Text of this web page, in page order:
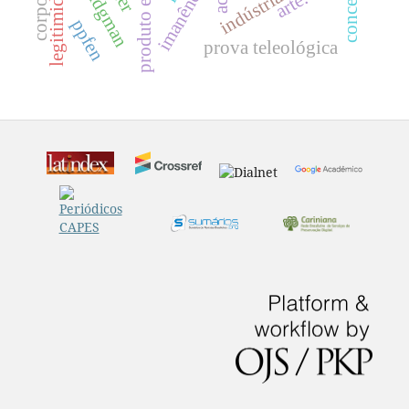
prova teleológica
ppfen